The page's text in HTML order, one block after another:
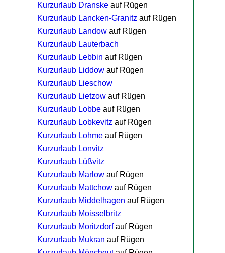
Kurzurlaub Dranske auf Rügen
Kurzurlaub Lancken-Granitz auf Rügen
Kurzurlaub Landow auf Rügen
Kurzurlaub Lauterbach
Kurzurlaub Lebbin auf Rügen
Kurzurlaub Liddow auf Rügen
Kurzurlaub Lieschow
Kurzurlaub Lietzow auf Rügen
Kurzurlaub Lobbe auf Rügen
Kurzurlaub Lobkevitz auf Rügen
Kurzurlaub Lohme auf Rügen
Kurzurlaub Lonvitz
Kurzurlaub Lüßvitz
Kurzurlaub Marlow auf Rügen
Kurzurlaub Mattchow auf Rügen
Kurzurlaub Middelhagen auf Rügen
Kurzurlaub Moisselbritz
Kurzurlaub Moritzdorfauf Rügen
Kurzurlaub Mukran auf Rügen